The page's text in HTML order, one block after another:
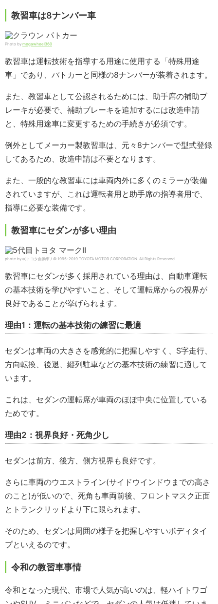
教習車は8ナンバー車
Photo by megawheel360
教習車は運転技術を指導する用途に使用する「特殊用途
車」であり、パトカーと同様の8ナンバーが装着されます。
また、教習車として公認されるためには、助手席の補助ブ
レーキが必要で、補助ブレーキを追加するには改造申請
と、特殊用途車に変更するための手続きが必須です。
例外としてメーカー製教習車は、元々8ナンバーで型式登録
してあるため、改造申請は不要となります。
また、一般的な教習車には車両内外に多くのミラーが装備
されていますが、これは運転者用と助手席の指導者用で、
指導に必要な装備です。
教習車にセダンが多い理由
phote by ㈱トヨタ自動車 / © 1995-2019 TOYOTA MOTOR CORPORATION. All Rights Reserved.
教習車にセダンが多く採用されている理由は、自動車運転
の基本技術を学びやすいこと、そして運転席からの視界が
良好であることが挙げられます。
理由1：運転の基本技術の練習に最適
セダンは車両の大きさを感覚的に把握しやすく、S字走行、
方向転換、後退、縦列駐車などの基本技術の練習に適して
います。
これは、セダンの運転席が車両のほぼ中央に位置している
ためです。
理由2：視界良好・死角少し
セダンは前方、後方、側方視界も良好です。
さらに車両のウエストライン(サイドウインドウまでの高さ
のこと)が低いので、死角も車両前後、フロントマスク正面
とトランクリッドより下に限られます。
そのため、セダンは周囲の様子を把握しやすいボディタイ
プといえるのです。
令和の教習車事情
令和となった現代、市場で人気が高いのは、軽ハイトワゴ